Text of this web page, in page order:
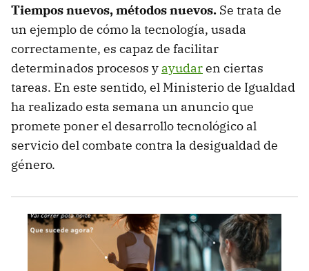
Tiempos nuevos, métodos nuevos. Se trata de
un ejemplo de cómo la tecnología, usada
correctamente, es capaz de facilitar
determinados procesos y ayudaren ciertas
tareas. En este sentido, el Ministerio de Igualdad
ha realizado esta semana un anuncio que
promete poner el desarrollo tecnológico al
servicio del combate contra la desigualdad de
género.